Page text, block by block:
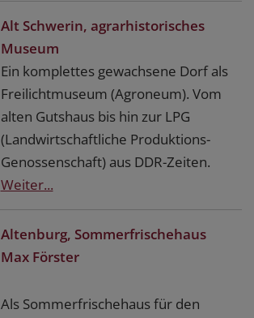
Alt Schwerin, agrarhistorisches
Museum
Ein komplettes gewachsene Dorf als
Freilichtmuseum (Agroneum). Vom
alten Gutshaus bis hin zur LPG
(Landwirtschaftliche Produktions-
Genossenschaft) aus DDR-Zeiten.
Weiter...
Altenburg, Sommerfrischehaus
Max Förster
Als Sommerfrischehaus für den